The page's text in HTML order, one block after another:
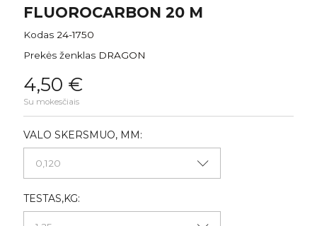
FLUOROCARBON 20 M
Kodas 24-1750
Prekės ženklas DRAGON
4,50 €
Su mokesčiais
VALO SKERSMUO, MM:
TESTAS,KG: